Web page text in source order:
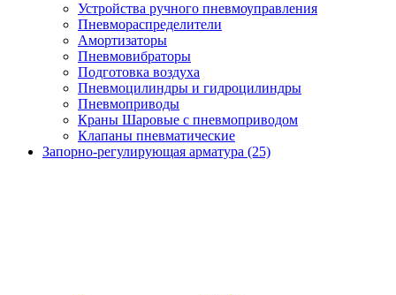
Устройства ручного пневмоуправления
Пневмораспределители
Амортизаторы
Пневмовибраторы
Подготовка воздуха
Пневмоцилиндры и гидроцилиндры
Пневмоприводы
Краны Шаровые с пневмоприводом
Клапаны пневматические
Запорно-регулирующая арматура (25)